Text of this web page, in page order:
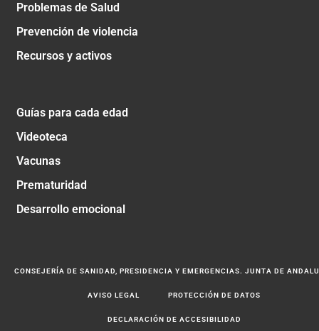
Problemas de Salud
Prevención de violencia
Recursos y activos
Guías para cada edad
Videoteca
Vacunas
Prematuridad
Desarrollo emocional
CONSEJERÍA DE SANIDAD, PRESIDENCIA Y EMERGENCIAS. JUNTA DE
AVISO LEGAL PROTECCIÓN DE DATOS
DECLARACIÓN DE ACCESIBILIDAD